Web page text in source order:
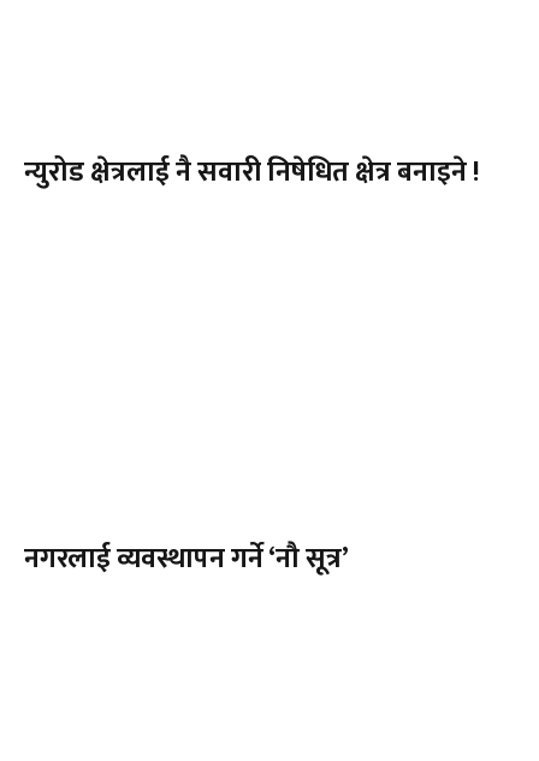
न्युरोड क्षेत्रलाई नै सवारी निषेधित क्षेत्र बनाइने !
नगरलाई व्यवस्थापन गर्ने ‘नौ सूत्र’